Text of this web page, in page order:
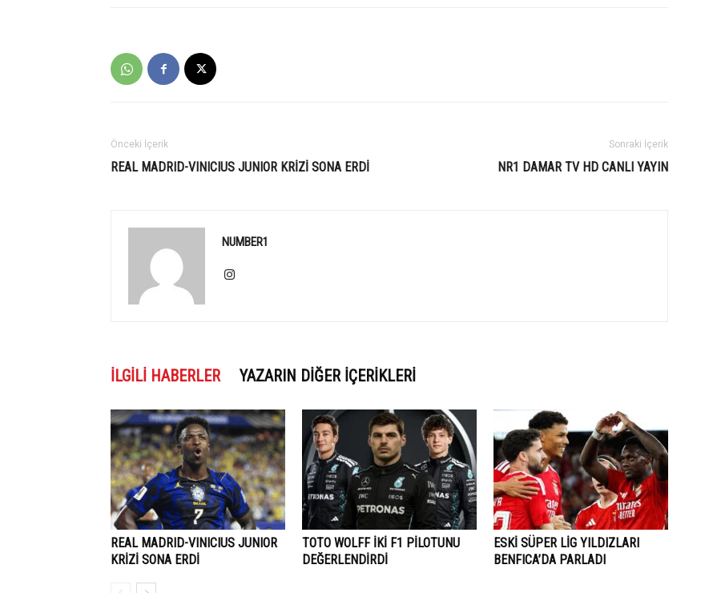
Önceki İçerik
REAL MADRID-VINICIUS JUNIOR KRİZİ SONA ERDİ
Sonraki İçerik
NR1 DAMAR TV HD CANLI YAYIN
NUMBER1
İLGILI HABERLER YAZARIN DIĞER İÇERIKLERI
REAL MADRID-VINICIUS JUNIOR
KRİZİ SONA ERDİ
TOTO WOLFF İKİ F1 PİLOTUNU
DEĞERLENDİRDİ
ESKİ SÜPER LİG YILDIZLARI
BENFICA’DA PARLADI